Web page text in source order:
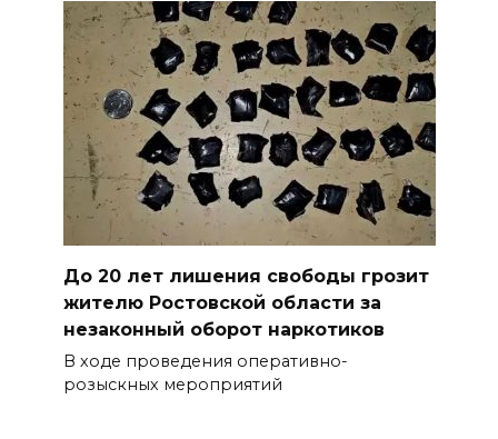
До 20 лет лишения свободы грозит
жителю Ростовской области за
незаконный оборот наркотиков
В ходе проведения оперативно-
розыскных мероприятий